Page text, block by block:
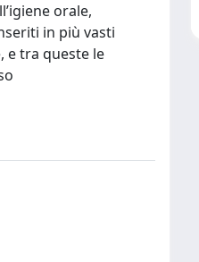
orale,
in più vasti
e tra queste le